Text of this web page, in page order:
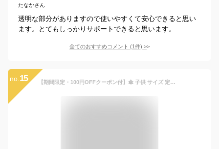
たなかさん
透明な部分がありますので使いやすくて安心できると思い
ます。とてもしっかりサポートできると思います。
全てのおすすめコメント (1件) >
no. 15 【期間限定・100円OFFクーポン付】傘 子供 サイズ 定番 ジャンプ傘 50cm おしゃれ キッズ 園児 グラスファイバー骨 丈夫 透明窓 ワンタッチ 女の子 かわいい 男の子 軽量 軽い カサ 雨傘 長傘 子供用 低学年